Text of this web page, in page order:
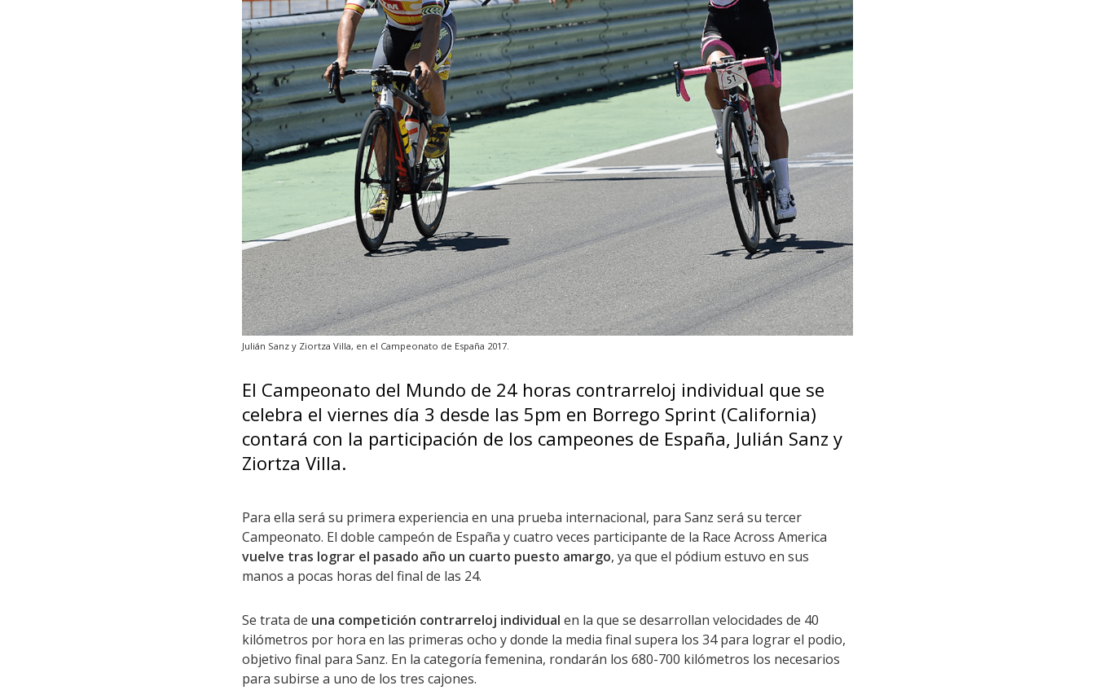
Julián Sanz y Ziortza Villa, en el Campeonato de España 2017.
El Campeonato del Mundo de 24 horas contrarreloj individual que se
celebra el viernes día 3 desde las 5pm en Borrego Sprint (California)
contará con la participación de los campeones de España, Julián Sanz y
Ziortza Villa.
Para ella será su primera experiencia en una prueba internacional, para Sanz será su tercer
Campeonato. El doble campeón de España y cuatro veces participante de la Race Across America
vuelve tras lograr el pasado año un cuarto puesto amargo, ya que el pódium estuvo en sus
manos a pocas horas del final de las 24.
Se trata de una competición contrarreloj individual en la que se desarrollan velocidades de 40
kilómetros por hora en las primeras ocho y donde la media final supera los 34 para lograr el podio,
objetivo final para Sanz. En la categoría femenina, rondarán los 680-700 kilómetros los necesarios
para subirse a uno de los tres cajones.